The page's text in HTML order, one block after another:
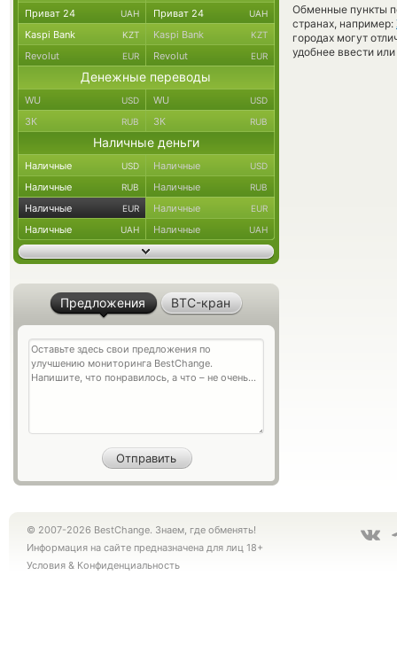
Обменные пункты
странах, например:
городах могут
удобнее ввести
Приват 24 UAH Приват 24 UAH
Kaspi Bank KZT Kaspi Bank KZT
Revolut EUR Revolut EUR
Денежные переводы
WU USD WU USD
ЗК RUB ЗК RUB
Наличные деньги
Наличные USD Наличные USD
Наличные RUB Наличные RUB
Наличные EUR Наличные EUR
Наличные UAH Наличные UAH
Предложения BTC-кран
© 2007-2026 BestChange. Знаем, где обменять!
Информация на сайте предназначена для лиц 18+
Условия & Конфиденциальность